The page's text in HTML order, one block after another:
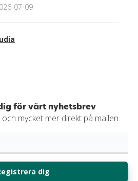
07-09
för vårt nyhetsbrev
mycket mer direkt på mailen.
dig